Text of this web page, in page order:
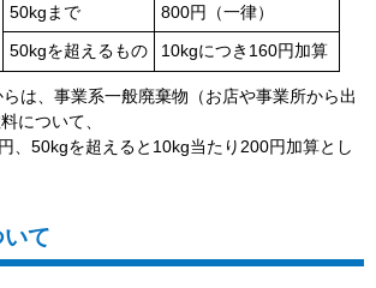
50kgまで
800円（一律）
50kgを超えるもの
10kgにつき160円加算
は、事業系一般廃棄物（お店や事業所から出
について、
、50kgを超えると10kg当たり200円加算とし
て